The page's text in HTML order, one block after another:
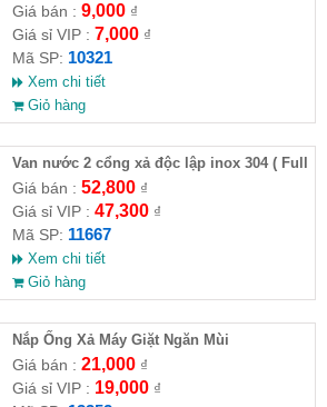
Giá bán : 9,000₫
Giá sỉ VIP : 7,000₫
Mã SP: 10321
Xem chi tiết
Giỏ hàng
Van nước 2 cổng xả độc lập inox 304 ( Full
VAT )
Giá bán : 52,800₫
Giá sỉ VIP : 47,300₫
Mã SP: 11667
Xem chi tiết
Giỏ hàng
Nắp Ống Xả Máy Giặt Ngăn Mùi
Giá bán : 21,000₫
Giá sỉ VIP : 19,000₫